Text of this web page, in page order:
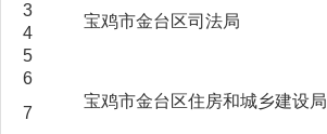
3
宝鸡市金台区司法局
4
5
宝鸡市金台区住房和城乡建设局
6
7